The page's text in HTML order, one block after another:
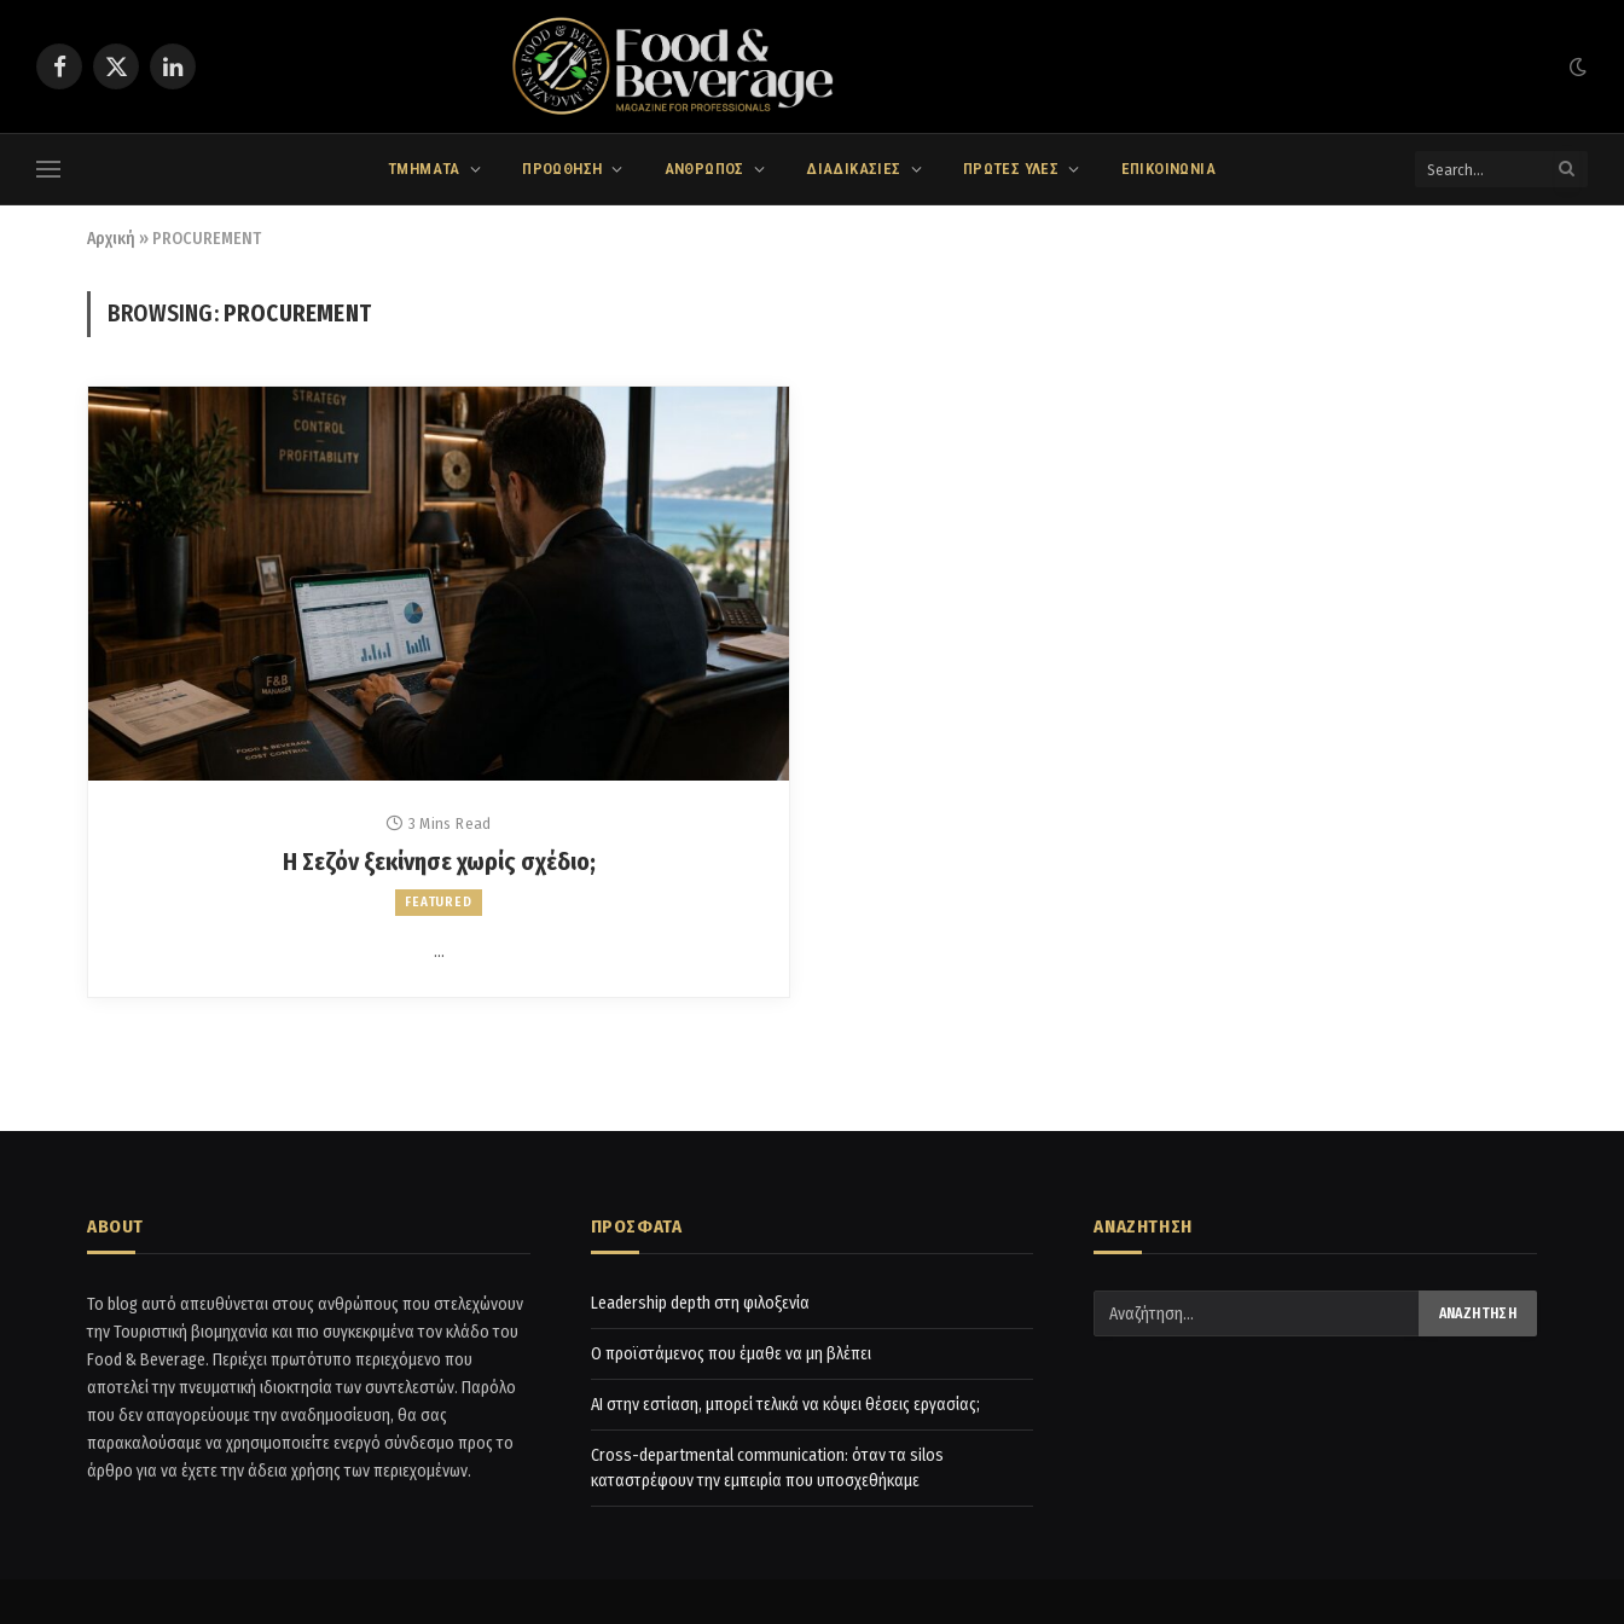
Facebook
X
LinkedIn
ΤΜΗΜΑΤΑ ΠΡΟΩΘΗΣΗ ΑΝΘΡΩΠΟΣ ΔΙΑΔΙΚΑΣΙΕΣ ΠΡΩΤΕΣ ΥΛΕΣ ΕΠΙΚΟΙΝΩΝΙΑ
Αρχική » PROCUREMENT
BROWSING: PROCUREMENT
3 Mins Read
Η Σεζόν ξεκίνησε χωρίς σχέδιο;
FEATURED
…
ABOUT
Το blog αυτό απευθύνεται στους ανθρώπους που στελεχώνουν
την Τουριστική βιομηχανία και πιο συγκεκριμένα τον κλάδο του
Food & Beverage. Περιέχει πρωτότυπο περιεχόμενο που
αποτελεί την πνευματική ιδιοκτησία των συντελεστών. Παρόλο
που δεν απαγορεύουμε την αναδημοσίευση, θα σας
παρακαλούσαμε να χρησιμοποιείτε ενεργό σύνδεσμο προς το
άρθρο για να έχετε την άδεια χρήσης των περιεχομένων.
ΠΡΟΣΦΑΤΑ
Leadership depth στη φιλοξενία
Ο προϊστάμενος που έμαθε να μη βλέπει
AI στην εστίαση, μπορεί τελικά να κόψει θέσεις εργασίας;
Cross-departmental communication: όταν τα silos
καταστρέφουν την εμπειρία που υποσχεθήκαμε
ΑΝΑΖΗΤΗΣΗ